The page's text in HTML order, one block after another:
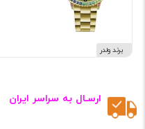
برند ولدر
ارسـال به سراسر ایران